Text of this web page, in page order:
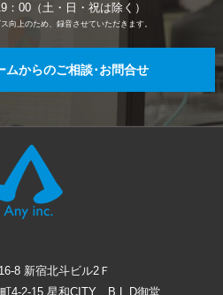
：00（土・日・祝は除く）
向上のため、録音させていただきます。
ムからのご相談･お問合せ
8 新宿北斗ビル2Ｆ
4-2-15 星和CITY B,L,D御堂